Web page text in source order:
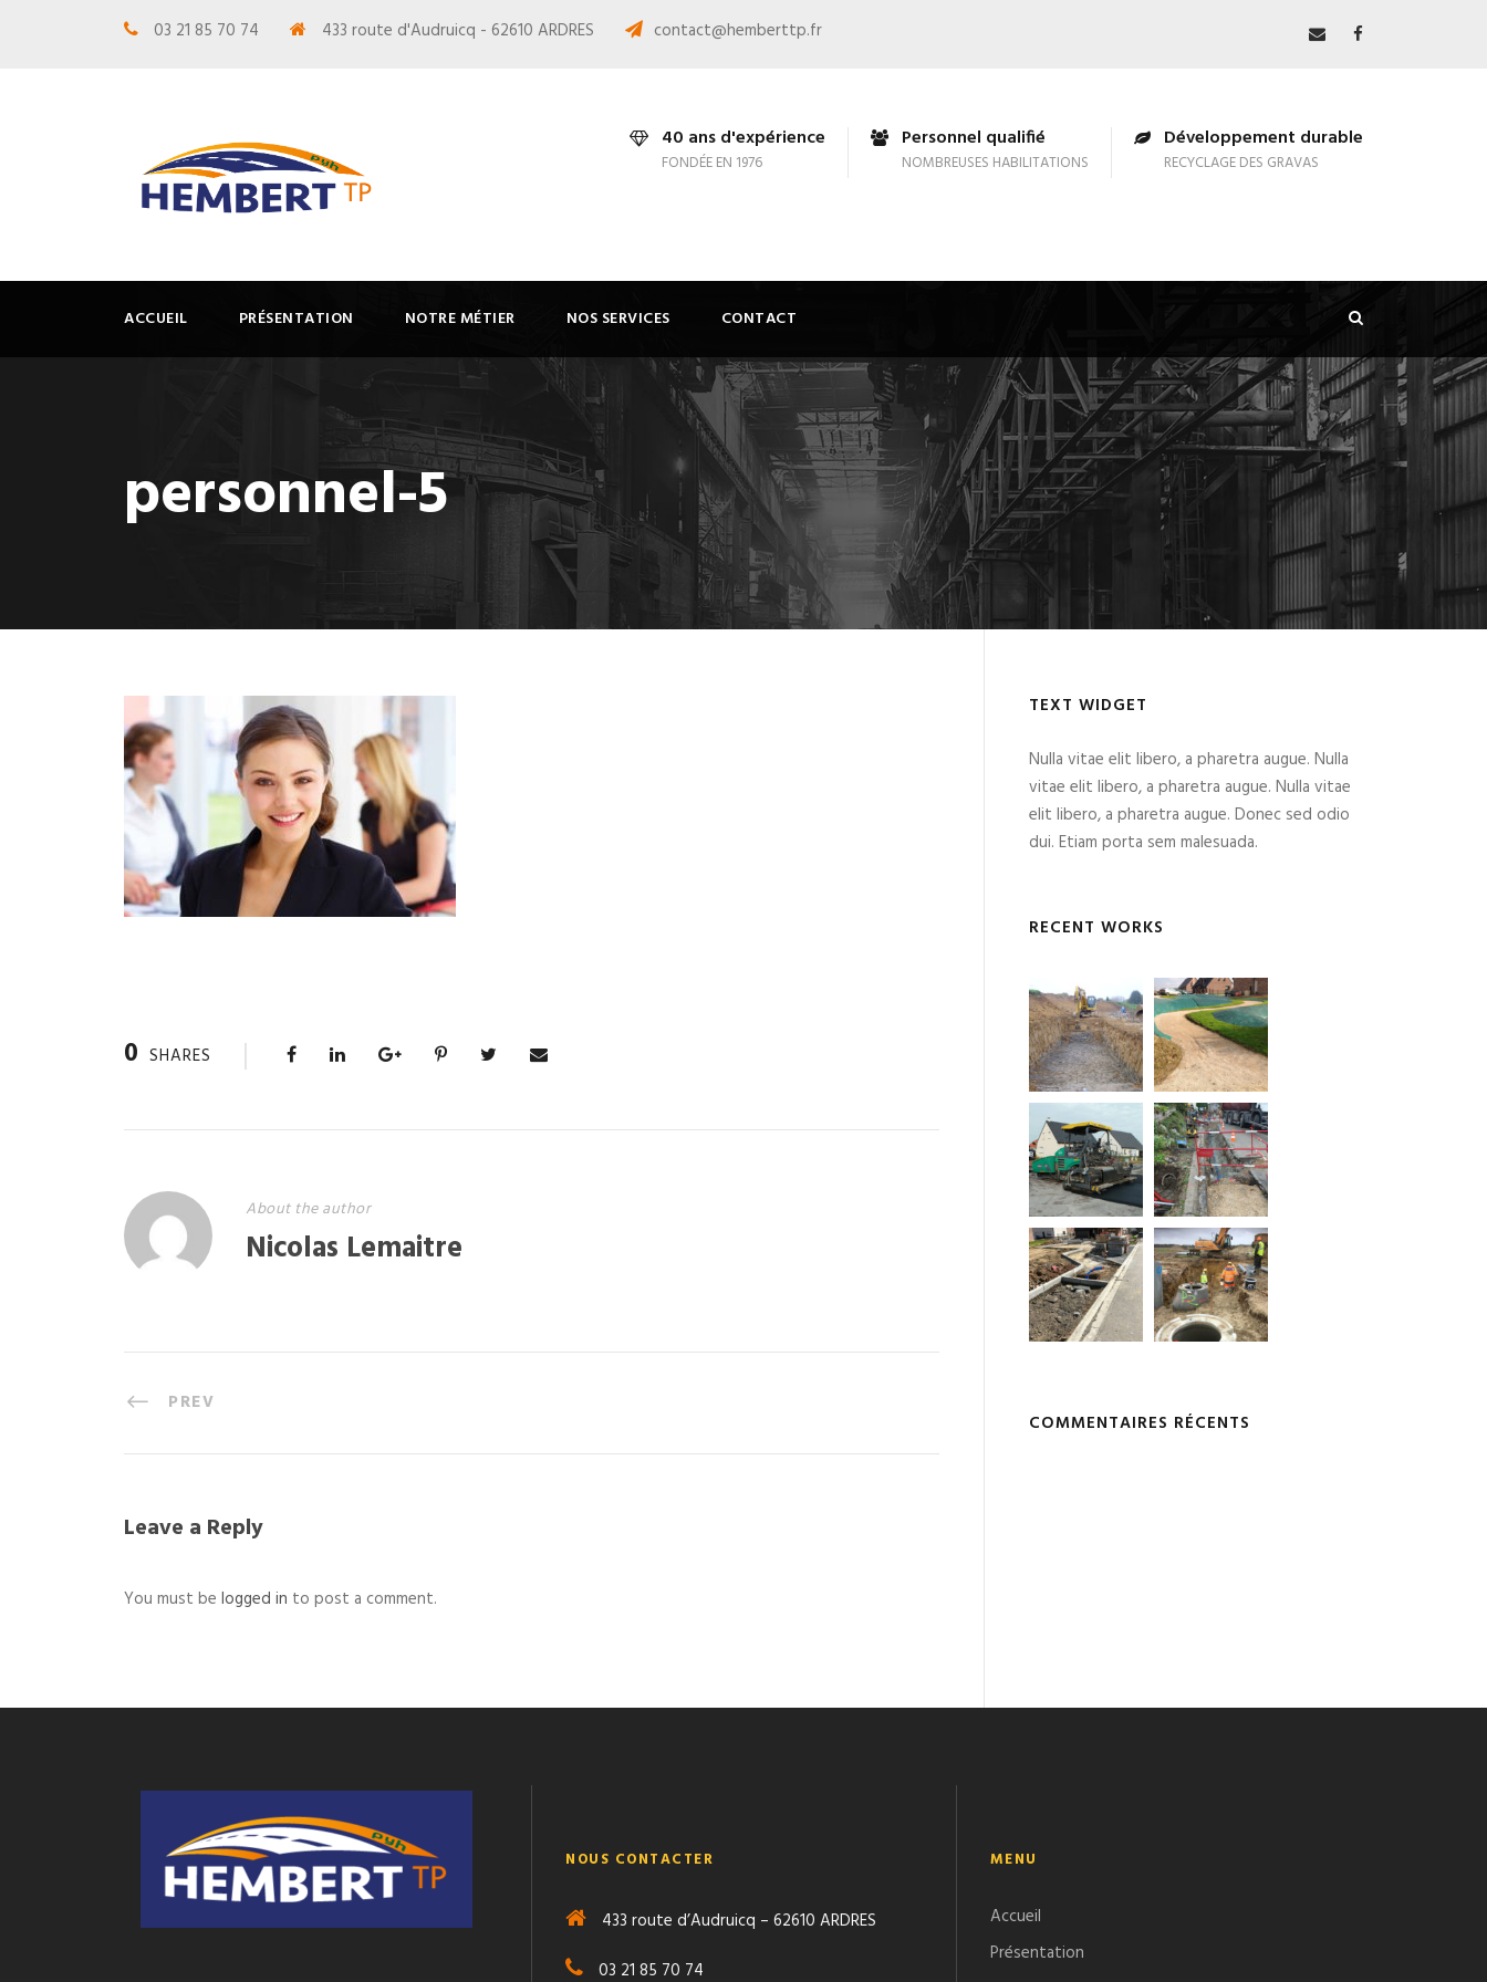
03 21 85 70 74 433 route d'Audruicq - 62610 ARDRES contact@hemberttp.fr
40 ans d'expérience
FONDÉE EN 1976
Personnel qualifié
NOMBREUSES HABILITATIONS
Développement durable
RECYCLAGE DES GRAVAS
ACCUEIL PRÉSENTATION NOTRE MÉTIER NOS SERVICES CONTACT
personnel-5
0 SHARES
About the author
Nicolas Lemaitre
PREV
Leave a Reply
You must be logged in to post a comment.
TEXT WIDGET
Nulla vitae elit libero, a pharetra augue. Nulla
vitae elit libero, a pharetra augue. Nulla vitae
elit libero, a pharetra augue. Donec sed odio
dui. Etiam porta sem malesuada.
RECENT WORKS
COMMENTAIRES RÉCENTS
NOUS CONTACTER
433 route d’Audruicq – 62610 ARDRES
03 21 85 70 74
MENU
Accueil
Présentation